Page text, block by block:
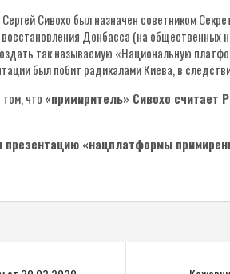
Сивохо был назначен советником
Донбасса (на общественных
так называемую «Национальную
был побит радикалами Киева, в
что «примиритель» Сивохо считает
презентацию «нацплатформы